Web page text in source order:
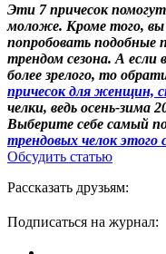
Эти 7 причесок
моложе. Кроме того, вы
попробовать подобные
трендом сезона. А если
более зрелого, то
причесок для женщин,
челки, ведь осень-зима
Выберите себе самый
трендовых челок этого
Обсудить статью
Рассказать друзьям:
Подписаться на журнал: